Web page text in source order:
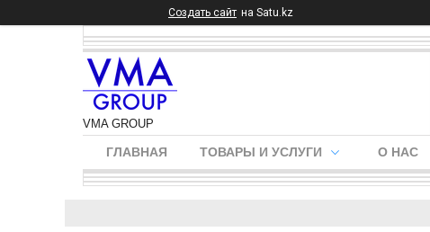
Создать сайт на Satu.kz
VMA GROUP
ГЛАВНАЯ ТОВАРЫ И УСЛУГИ О НАС